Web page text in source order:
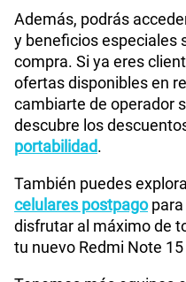
Además, podrás
y beneficios especiales
compra. Si ya eres
ofertas disponibles en
cambiarte de operador
descubre los
portabilidad.
También puedes
celulares postpagopara
disfrutar al máximo de
tu nuevo Redmi Note 15